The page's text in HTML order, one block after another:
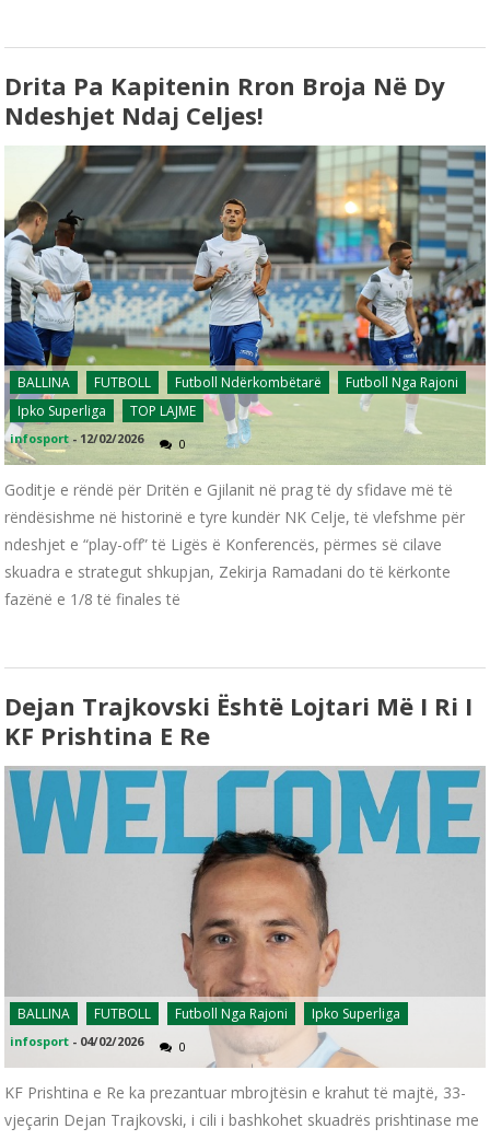
Drita Pa Kapitenin Rron Broja Në Dy
Ndeshjet Ndaj Celjes!
BALLINA FUTBOLL Futboll Ndërkombëtarë
Futboll Nga Rajoni
Ipko Superliga
TOP LAJME
infosport - 12/02/2026 0
Goditje e rëndë për Dritën e Gjilanit në prag të dy sfidave më të
rëndësishme në historinë e tyre kundër NK Celje, të vlefshme për
ndeshjet e “play-off” të Ligës ë Konferencës, përmes së cilave
skuadra e strategut shkupjan, Zekirja Ramadani do të kërkonte
fazënë e 1/8 të finales të
Dejan Trajkovski Është Lojtari Më I Ri I
KF Prishtina E Re
BALLINA FUTBOLL Futboll Nga Rajoni Ipko Superliga
infosport - 04/02/2026 0
KF Prishtina e Re ka prezantuar mbrojtësin e krahut të majtë, 33-
vjeçarin Dejan Trajkovski, i cili i bashkohet skuadrës prishtinase me